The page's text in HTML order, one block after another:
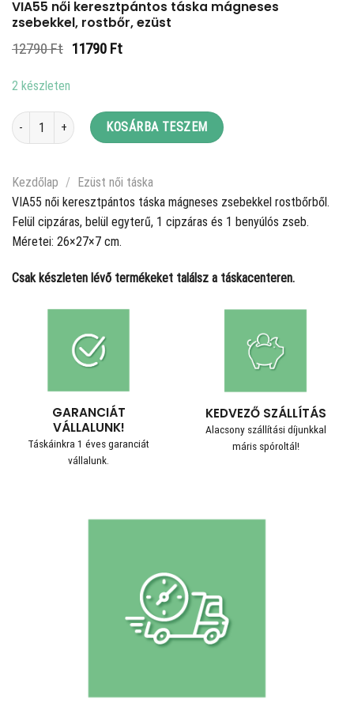
VIA55 női keresztpántos táska mágneses
zsebekkel, rostbőr, ezüst
12790Ft Original
11790 FtCurrent
2 készleten
VIA55 női keresztpántos táska mágneses zsebekkel, rostbőr, ezüst
KOSÁRBA TESZEM
Kezdőlap /
Ezüst női táska
VIA55 női keresztpántos táska mágneses zsebekkel rostbőrből.
Felül cipzáras, belül egyterű, 1 cipzáras és 1 benyúlós zseb.
Méretei: 26×27×7 cm.
Csak készleten lévő termékeket találsz a táskacenteren.
GARANCIÁT
VÁLLALUNK!
Táskáinkra 1 éves garanciát
vállalunk.
KEDVEZŐ SZÁLLÍTÁS
Alacsony szállítási díjunkkal
máris spóroltál!